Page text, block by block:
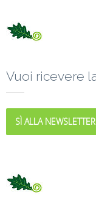
Vuoi ricevere
SÌ ALLA NEWSLETTER